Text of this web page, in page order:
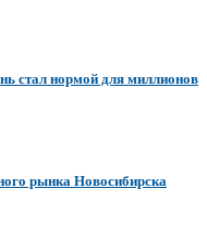
стал нормой для миллионов
рынка Новосибирска